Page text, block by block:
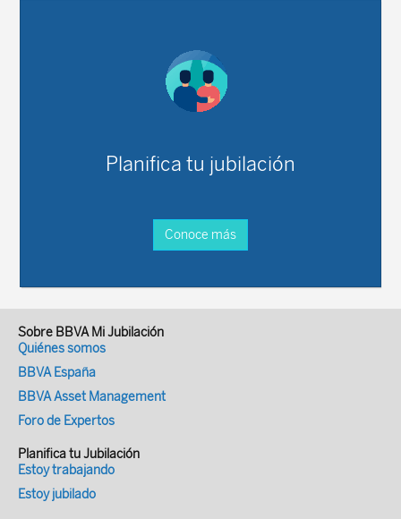
Planifica tu jubilación
Conoce más
Sobre BBVA Mi Jubilación
Quiénes somos
BBVA España
BBVA Asset Management
Foro de Expertos
Planifica tu Jubilación
Estoy trabajando
Estoy jubilado